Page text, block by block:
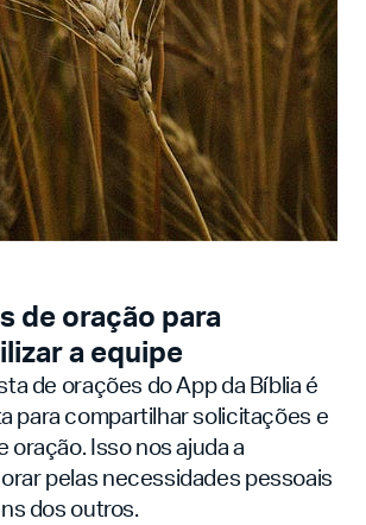
de oração para
a equipe
de orações do App da Bíblia é
para compartilhar solicitações e
oração. Isso nos ajuda a
pelas necessidades pessoais
dos outros.